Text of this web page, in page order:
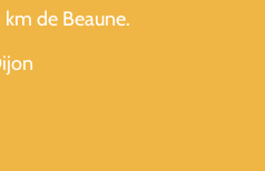
de Beaune.